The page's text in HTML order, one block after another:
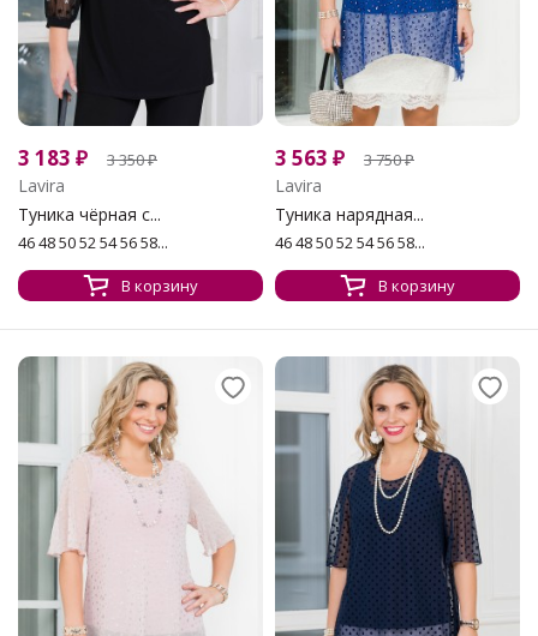
3 183 ₽ 3 350₽
Lavira
Туника чёрная с...
46 48 50 52 54 56 58...
В корзину
3 563 ₽ 3 750₽
Lavira
Туника нарядная...
46 48 50 52 54 56 58...
В корзину